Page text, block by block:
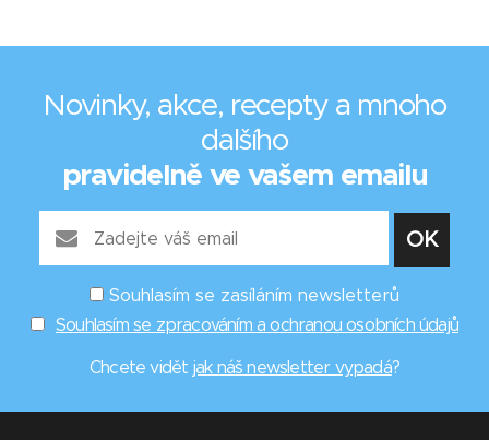
Novinky, akce, recepty a mnoho
dalšího
pravidelně ve vašem emailu
Souhlasím se zasíláním newsletterů
Souhlasím se zpracováním a ochranou osobních údajů
Chcete vidět jak náš newsletter vypadá?